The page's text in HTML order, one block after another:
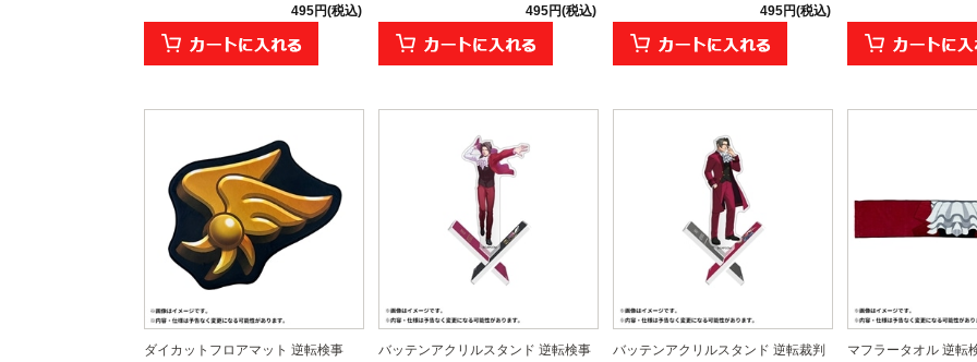
495円(税込)
495円(税込)
495円(税込)
ダイカットフロアマット 逆転検事
バッテンアクリルスタンド 逆転検事
バッテンアクリルスタンド 逆転裁判
マフラータオル 逆転